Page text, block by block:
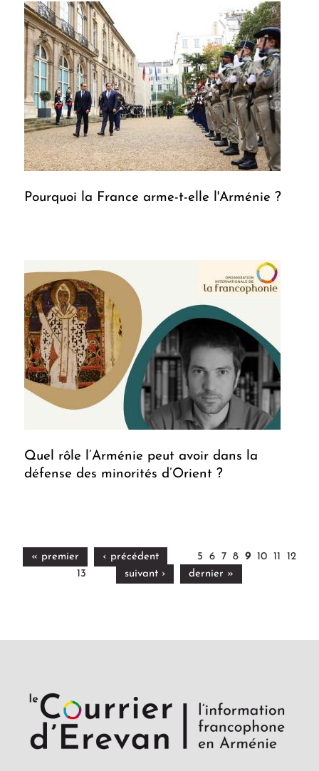
Pourquoi la France arme-t-elle l'Arménie ?
Quel rôle l’Arménie peut avoir dans la
défense des minorités d’Orient ?
« premier ‹ précédent 5 6 7 8 9 10 11
12
13
suivant › dernier »